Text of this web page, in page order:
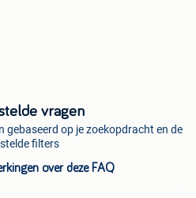
vragen
gebaseerd op je zoekopdracht en de
filters
over deze FAQ